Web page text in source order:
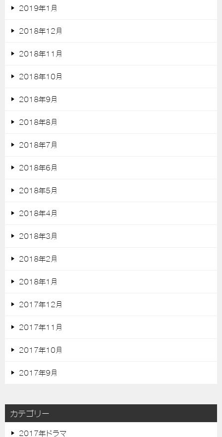
2019年1月
2018年12月
2018年11月
2018年10月
2018年9月
2018年8月
2018年7月
2018年6月
2018年5月
2018年4月
2018年3月
2018年2月
2018年1月
2017年12月
2017年11月
2017年10月
2017年9月
カテゴリー
2017年ドラマ